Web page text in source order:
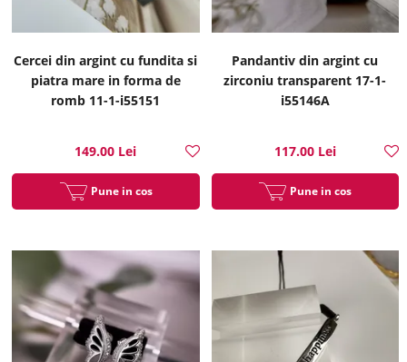
Cercei din argint cu fundita si
piatra mare in forma de
romb 11-1-i55151
149.00 Lei
Pune in cos
Pandantiv din argint cu
zirconiu transparent 17-1-
i55146A
117.00 Lei
Pune in cos